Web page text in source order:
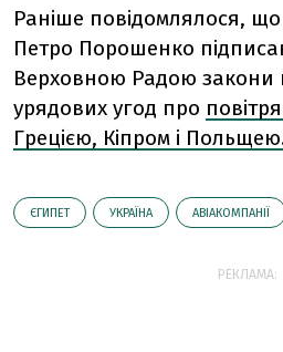
Раніше повідомлялося,
Петро Порошенко
Верховною Радою закони
урядових угод про
Грецією, Кіпром і
ЄГИПЕТ УКРАЇНА АВІАКОМПАНІЇ
РЕКЛАМА: